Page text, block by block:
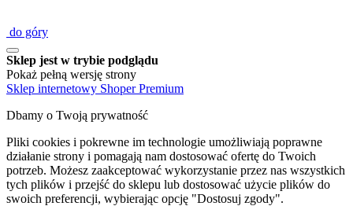
do góry
Sklep jest w trybie podglądu
Pokaż pełną wersję strony
Sklep internetowy Shoper Premium
Dbamy o Twoją prywatność
Pliki cookies i pokrewne im technologie umożliwiają poprawne
działanie strony i pomagają nam dostosować ofertę do Twoich
potrzeb. Możesz zaakceptować wykorzystanie przez nas wszystkich
tych plików i przejść do sklepu lub dostosować użycie plików do
swoich preferencji, wybierając opcję "Dostosuj zgody".